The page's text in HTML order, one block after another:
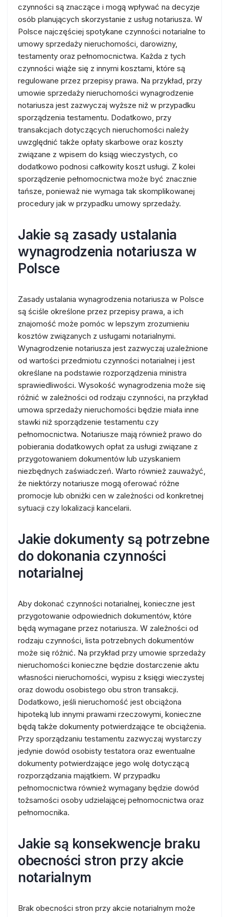
czynności są znaczące i mogą wpływać na decyzje
osób planujących skorzystanie z usług notariusza. W
Polsce najczęściej spotykane czynności notarialne to
umowy sprzedaży nieruchomości, darowizny,
testamenty oraz pełnomocnictwa. Każda z tych
czynności wiąże się z innymi kosztami, które są
regulowane przez przepisy prawa. Na przykład, przy
umowie sprzedaży nieruchomości wynagrodzenie
notariusza jest zazwyczaj wyższe niż w przypadku
sporządzenia testamentu. Dodatkowo, przy
transakcjach dotyczących nieruchomości należy
uwzględnić także opłaty skarbowe oraz koszty
związane z wpisem do ksiąg wieczystych, co
dodatkowo podnosi całkowity koszt usługi. Z kolei
sporządzenie pełnomocnictwa może być znacznie
tańsze, ponieważ nie wymaga tak skomplikowanej
procedury jak w przypadku umowy sprzedaży.
Jakie są zasady ustalania
wynagrodzenia notariusza w
Polsce
Zasady ustalania wynagrodzenia notariusza w Polsce
są ściśle określone przez przepisy prawa, a ich
znajomość może pomóc w lepszym zrozumieniu
kosztów związanych z usługami notarialnymi.
Wynagrodzenie notariusza jest zazwyczaj uzależnione
od wartości przedmiotu czynności notarialnej i jest
określane na podstawie rozporządzenia ministra
sprawiedliwości. Wysokość wynagrodzenia może się
różnić w zależności od rodzaju czynności, na przykład
umowa sprzedaży nieruchomości będzie miała inne
stawki niż sporządzenie testamentu czy
pełnomocnictwa. Notariusze mają również prawo do
pobierania dodatkowych opłat za usługi związane z
przygotowaniem dokumentów lub uzyskaniem
niezbędnych zaświadczeń. Warto również zauważyć,
że niektórzy notariusze mogą oferować różne
promocje lub obniżki cen w zależności od konkretnej
sytuacji czy lokalizacji kancelarii.
Jakie dokumenty są potrzebne
do dokonania czynności
notarialnej
Aby dokonać czynności notarialnej, konieczne jest
przygotowanie odpowiednich dokumentów, które
będą wymagane przez notariusza. W zależności od
rodzaju czynności, lista potrzebnych dokumentów
może się różnić. Na przykład przy umowie sprzedaży
nieruchomości konieczne będzie dostarczenie aktu
własności nieruchomości, wypisu z księgi wieczystej
oraz dowodu osobistego obu stron transakcji.
Dodatkowo, jeśli nieruchomość jest obciążona
hipoteką lub innymi prawami rzeczowymi, konieczne
będą także dokumenty potwierdzające te obciążenia.
Przy sporządzaniu testamentu zazwyczaj wystarczy
jedynie dowód osobisty testatora oraz ewentualne
dokumenty potwierdzające jego wolę dotyczącą
rozporządzania majątkiem. W przypadku
pełnomocnictwa również wymagany będzie dowód
tożsamości osoby udzielającej pełnomocnictwa oraz
pełnomocnika.
Jakie są konsekwencje braku
obecności stron przy akcie
notarialnym
Brak obecności stron przy akcie notarialnym może